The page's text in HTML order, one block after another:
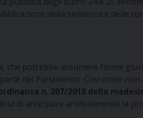
della sentenza e delle
potrebbe assumere forme
del Parlamento. Così come
n. 207/2018 della
di anticipare artificialmente la